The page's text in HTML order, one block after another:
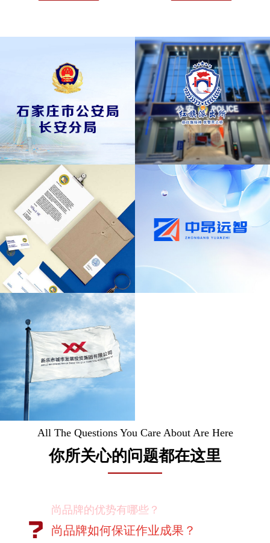
All The Questions You Care About Are Here
你所关心的问题都在这里
你们对客户有选择吗？
我如何向我的同事及领导推荐尚品牌？